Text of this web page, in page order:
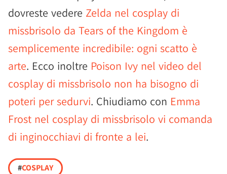
dovreste vedere Zelda nel cosplay di
missbrisolo da Tears of the Kingdom è
semplicemente incredibile: ogni scatto è
arte. Ecco inoltre Poison Ivy nel video del
cosplay di missbrisolo non ha bisogno di
poteri per sedurvi. Chiudiamo con Emma
Frost nel cosplay di missbrisolo vi comanda
di inginocchiavi di fronte a lei.
#COSPLAY